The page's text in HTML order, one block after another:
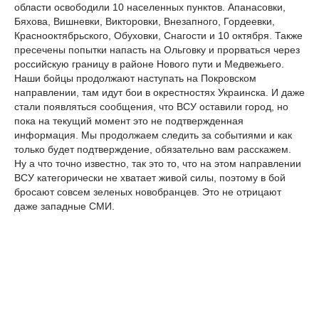
области освободили 10 населенных пунктов. Апанасовки,
Бяхова, Вишневки, Викторовки, Внезапного, Гордеевки,
Краснооктябрьского, Обуховки, Снагости и 10 октября. Также
пресечены попытки напасть на Ольговку и прорваться через
российскую границу в районе Нового пути и Медвежьего.
Наши бойцы продолжают наступать на Покровском
направлении, там идут бои в окрестностях Украинска. И даже
стали появляться сообщения, что ВСУ оставили город, но
пока на текущий момент это не подтвержденная
информация. Мы продолжаем следить за событиями и как
только будет подтверждение, обязательно вам расскажем.
Ну а что точно известно, так это то, что на этом направлении
ВСУ категорически не хватает живой силы, поэтому в бой
бросают совсем зеленых новобранцев. Это не отрицают
даже западные СМИ.